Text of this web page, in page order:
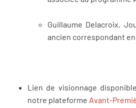
Guillaume Delacroix,
ancien correspondant
Lien de visionnage
notre plateforme Avant-